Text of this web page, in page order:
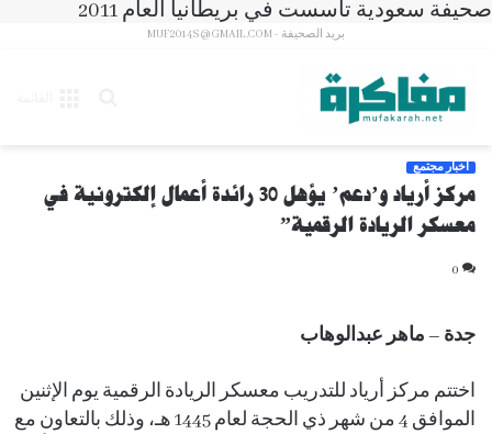
صحيفة سعودية تأسست في بريطانيا العام 2011
بريد الصحيفة - MUF2014S@GMAIL.COM
أخبار مجتمع
مركز أرياد و’دعم’ يؤهل 30 رائدة أعمال إلكترونية في
معسكر الريادة الرقمية”
0
جدة – ماهر عبدالوهاب
اختتم مركز أرياد للتدريب معسكر الريادة الرقمية يوم الإثنين
الموافق 4 من شهر ذي الحجة لعام 1445 هـ، وذلك بالتعاون مع